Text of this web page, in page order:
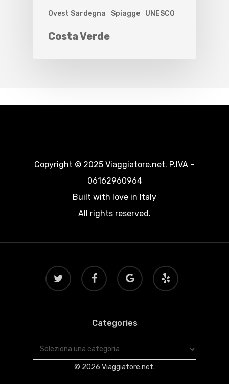
Ovest Sardegna Spiagge UNESCO
Costa Verde
Copyright © 2025 Viaggiatore.net. P.IVA –
06162960964
Built with love in Italy
All rights reserved.
twitter facebook
google-
plus
yelp
Categories
Categories
© 2026 Viaggiatore.net.